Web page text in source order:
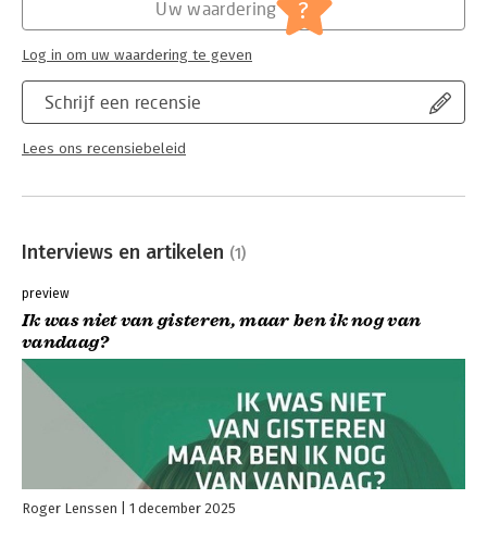
Schrijf een recensie
Lees ons recensiebeleid
Uw waardering ?
Log in om uw waardering te geven
Interviews en artikelen (1)
preview
Ik was niet van gisteren, maar ben ik nog van
vandaag?
Roger Lenssen 1 december 2025